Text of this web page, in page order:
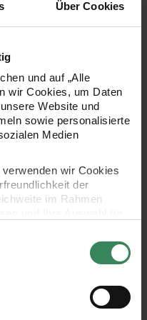
Über Cookies
und auf „Alle
wir Cookies, um Daten
Website und
sowie personalisierte
Medien
verwenden wir Cookies
der
im Rahmen
kann jederzeit über den
der Seite
Empfängern der
Design
Poetry Kartenset
Kraftpapier B6/B6
teilig
C7/A7Poetry Karten weiß